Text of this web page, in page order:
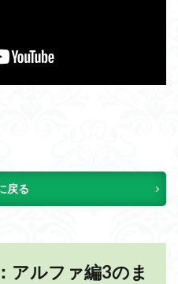
戻る
アルファ編3のま